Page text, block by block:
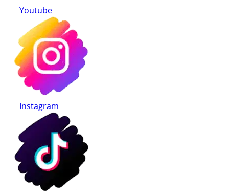
Youtube
Instagram